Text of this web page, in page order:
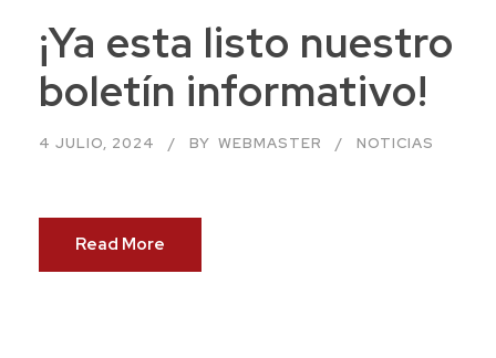
¡Ya esta listo nuestro
boletín informativo!
4 JULIO, 2024 BY WEBMASTER NOTICIAS
Read More